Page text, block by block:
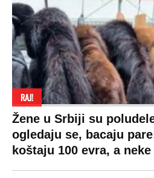
Društvo
Hronika
Ekonomija
Beograd
Zasadi drvo
Kosovo
Sudbine
Zvezde
Holivud
Kviz
LIFESTYLE
Život
Stil
Zdravlje
SVET
Planeta
Globalno
Hrvatska
BiH